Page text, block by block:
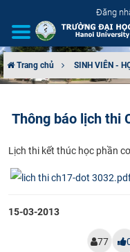
Đăng
CƠ CẤU TỔ CHỨC
TUYỂN SINH
Trang chủ SINH VIÊN -
Thông báo lịch thi
​Lịch thi kết thúc học phần
15-03-2013
77